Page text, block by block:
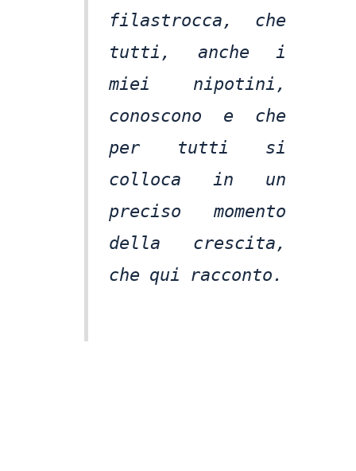
filastrocca, che
tutti, anche i
miei nipotini,
conoscono e che
per tutti si
colloca in un
preciso momento
della crescita,
che qui racconto.